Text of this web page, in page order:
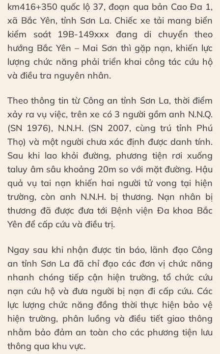
km416+350 quốc lộ 37, đoạn qua bản Cao Đa 1,
xã Bắc Yên, tỉnh Sơn La. Chiếc xe tải mang biển
kiểm soát 19B-149xxx đang di chuyển theo
hướng Bắc Yên – Mai Sơn thì gặp nạn, khiến lực
lượng chức năng phải triển khai công tác cứu hộ
và điều tra nguyên nhân.
Theo thông tin từ Công an tỉnh Sơn La, thời điểm
xảy ra vụ việc, trên xe có 3 người gồm anh N.N.Q.
(SN 1976), N.N.H. (SN 2007, cùng trú tỉnh Phú
Thọ) và một người chưa xác định được danh tính.
Sau khi lao khỏi đường, phương tiện rơi xuống
taluy âm sâu khoảng 20m so với mặt đường. Hậu
quả vụ tai nạn khiến hai người tử vong tại hiện
trường, còn anh N.N.H. bị thương. Nạn nhân bị
thương đã được đưa tới Bệnh viện Đa khoa Bắc
Yên để cấp cứu và điều trị.
Ngay sau khi nhận được tin báo, lãnh đạo Công
an tỉnh Sơn La đã chỉ đạo các đơn vị chức năng
nhanh chóng tiếp cận hiện trường, tổ chức cứu
nạn cứu hộ và đưa người bị nạn đi cấp cứu. Các
lực lượng chức năng đồng thời thực hiện bảo vệ
hiện trường, phân luồng và điều tiết giao thông
nhằm bảo đảm an toàn cho các phương tiện lưu
thông qua khu vực.